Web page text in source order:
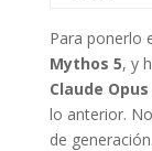
Para ponerlo
Mythos 5, y
Claude Opus
lo anterior.
de generación.